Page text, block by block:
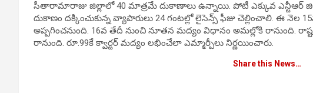
సీతారామారాజు జిల్లాలో 40 మాత్రమే దుకాణాలు ఉన్నాయి. పోటీ ఎక్కువ ఎన్టీఆర్
దుకాణం దక్కించుకున్న వ్యాపారులు 24 గంటల్లో లైసెన్స్ ఫీజు చెల్లించాలి. ఈ నెల
అప్పగించనుంది. 16వ తేదీ నుంచి నూతన మద్యం విధానం అమల్లోకి రానుంది.
రానుంది. రూ.99కే క్వార్టర్ మద్యం లభించేలా ఎమ్మార్పీలు నిర్ణయించారు.
Share this News…